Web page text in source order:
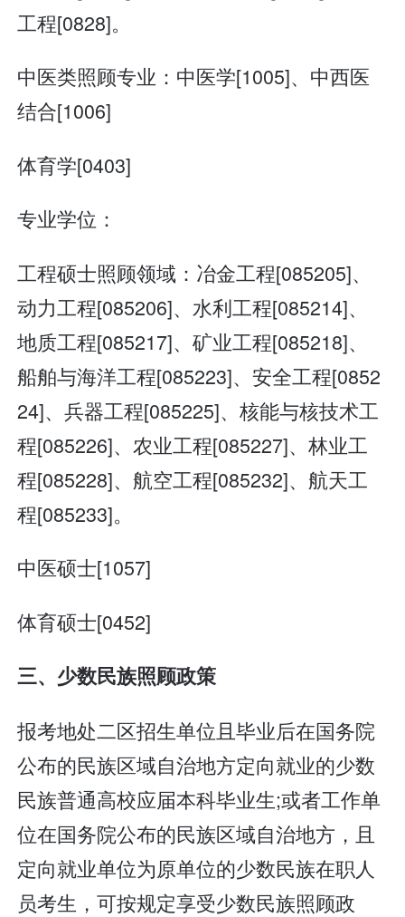
工程[0828]。
中医类照顾专业：中医学[1005]、中西医
结合[1006]
体育学[0403]
专业学位：
工程硕士照顾领域：冶金工程[085205]、
动力工程[085206]、水利工程[085214]、
地质工程[085217]、矿业工程[085218]、
船舶与海洋工程[085223]、安全工程[0852
24]、兵器工程[085225]、核能与核技术工
程[085226]、农业工程[085227]、林业工
程[085228]、航空工程[085232]、航天工
程[085233]。
中医硕士[1057]
体育硕士[0452]
三、少数民族照顾政策
报考地处二区招生单位且毕业后在国务院
公布的民族区域自治地方定向就业的少数
民族普通高校应届本科毕业生;或者工作单
位在国务院公布的民族区域自治地方，且
定向就业单位为原单位的少数民族在职人
员考生，可按规定享受少数民族照顾政